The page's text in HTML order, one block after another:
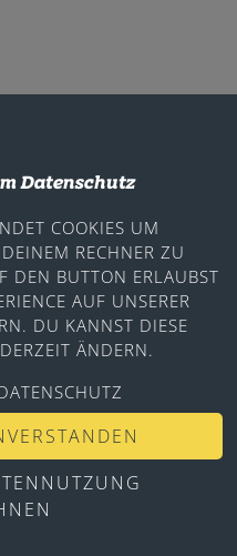
Kanal?
GLAUBEN LEBEN"
STÄRKEN, DAZU
AUS GLAUBEN ZU
ZU VERTRAUEN. UM
WIR VIDEO-
GELEGENTLICH
EINFACH MAL UM.
Datenschutz
COOKIES UM
RECHNER ZU
DEN BUTTON ERLAUBST
AUF UNSERER
DU KANNST DIESE
ÄNDERN.